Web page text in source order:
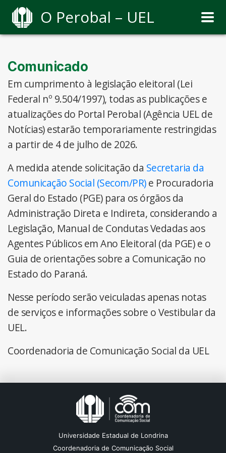
O Perobal – UEL
Comunicado
Em cumprimento à legislação eleitoral (Lei
Federal nº 9.504/1997), todas as publicações e
atualizações do Portal Perobal (Agência UEL de
Notícias) estarão temporariamente restringidas
a partir de 4 de julho de 2026.
A medida atende solicitação da Secretaria da
Comunicação Social (Secom/PR)e Procuradoria
Geral do Estado (PGE) para os órgãos da
Administração Direta e Indireta, considerando a
Legislação, Manual de Condutas Vedadas aos
Agentes Públicos em Ano Eleitoral (da PGE) e o
Guia de orientações sobre a Comunicação no
Estado do Paraná.
Nesse período serão veiculadas apenas notas
de serviços e informações sobre o Vestibular da
UEL.
Coordenadoria de Comunicação Social da UEL
Universidade Estadual de Londrina
Coordenadoria de Comunicação Social